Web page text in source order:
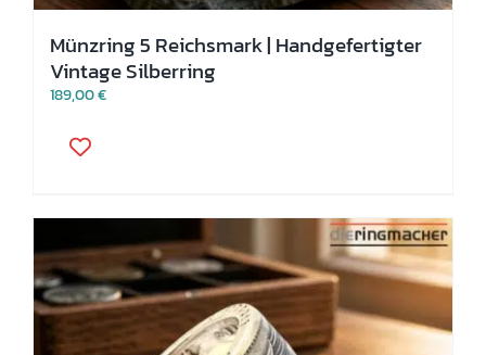
Münzring 5 Reichsmark | Handgefertigter
Vintage Silberring
189,00€
Produkt
Die
Optionen
können
auf
Produktseite